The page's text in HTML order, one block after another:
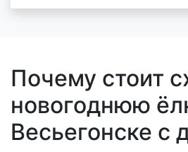
Почему стоит
новогоднюю
Весьегонске с